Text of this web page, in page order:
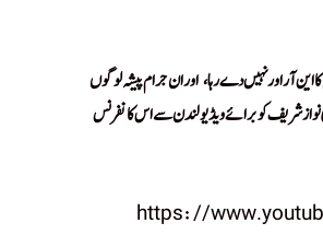
! اور ان جرام پیشہ لوگوں
نوازشریف کو برائے ویڈیو لندن سے اس کانفرنس